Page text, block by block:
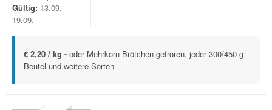
Gültig: 13.09. -
19.09.
€ 2,20 / kg - oder Mehrkorn-Brötchen gefroren, jeder 300/450-g-
Beutel und weitere Sorten